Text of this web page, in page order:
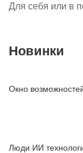
Для себя или в
Новинки
Окно
Люди ИИ